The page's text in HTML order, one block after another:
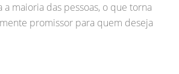
a maioria das pessoas, o que torna
promissor para quem deseja